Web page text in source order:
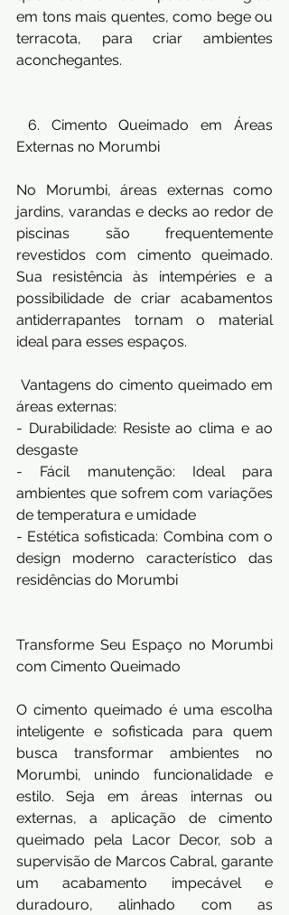
em tons mais quentes, como bege ou
terracota, para criar ambientes
aconchegantes.
6. Cimento Queimado em Áreas
Externas no Morumbi
No Morumbi, áreas externas como
jardins, varandas e decks ao redor de
piscinas são frequentemente
revestidos com cimento queimado.
Sua resistência às intempéries e a
possibilidade de criar acabamentos
antiderrapantes tornam o material
ideal para esses espaços.
Vantagens do cimento queimado em
áreas externas:
- Durabilidade: Resiste ao clima e ao
desgaste
- Fácil manutenção: Ideal para
ambientes que sofrem com variações
de temperatura e umidade
- Estética sofisticada: Combina com o
design moderno característico das
residências do Morumbi
Transforme Seu Espaço no Morumbi
com Cimento Queimado
O cimento queimado é uma escolha
inteligente e sofisticada para quem
busca transformar ambientes no
Morumbi, unindo funcionalidade e
estilo. Seja em áreas internas ou
externas, a aplicação de cimento
queimado pela Lacor Decor, sob a
supervisão de Marcos Cabral, garante
um acabamento impecável e
duradouro, alinhado com as